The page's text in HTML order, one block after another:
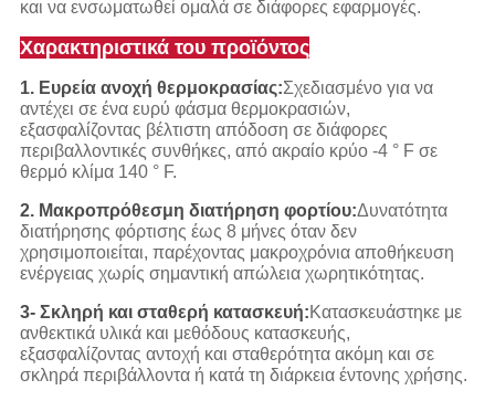
και να ενσωματωθεί ομαλά σε διάφορες εφαρμογές.
Χαρακτηριστικά του προϊόντος
1. Ευρεία ανοχή θερμοκρασίας:Σχεδιασμένο για να
αντέχει σε ένα ευρύ φάσμα θερμοκρασιών,
εξασφαλίζοντας βέλτιστη απόδοση σε διάφορες
περιβαλλοντικές συνθήκες, από ακραίο κρύο -4 ° F σε
θερμό κλίμα 140 ° F.
2. Μακροπρόθεσμη διατήρηση φορτίου:Δυνατότητα
διατήρησης φόρτισης έως 8 μήνες όταν δεν
χρησιμοποιείται, παρέχοντας μακροχρόνια αποθήκευση
ενέργειας χωρίς σημαντική απώλεια χωρητικότητας.
3- Σκληρή και σταθερή κατασκευή:Κατασκευάστηκε με
ανθεκτικά υλικά και μεθόδους κατασκευής,
εξασφαλίζοντας αντοχή και σταθερότητα ακόμη και σε
σκληρά περιβάλλοντα ή κατά τη διάρκεια έντονης χρήσης.